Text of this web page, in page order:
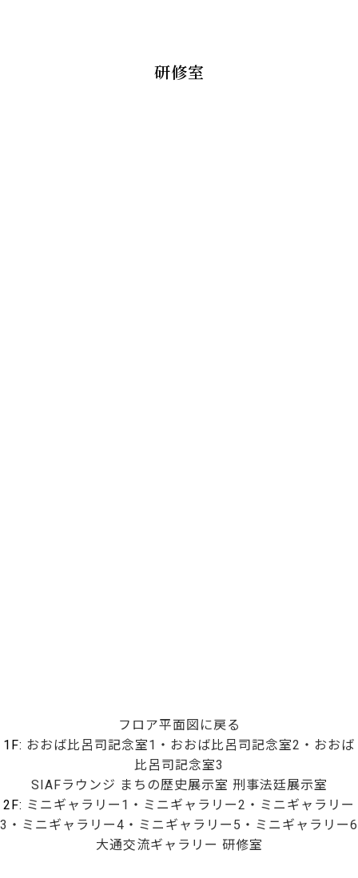
研修室
フロア平面図に戻る
1F: おおば比呂司記念室1・おおば比呂司記念室2・おおば
比呂司記念室3
SIAFラウンジ まちの歴史展示室 刑事法廷展示室
2F: ミニギャラリー1・ミニギャラリー2・ミニギャラリー
3・ミニギャラリー4・ミニギャラリー5・ミニギャラリー6
大通交流ギャラリー 研修室